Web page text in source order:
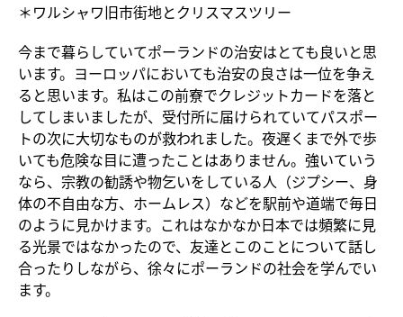
＊ワルシャワ旧市街地とクリスマスツリー
今まで暮らしていてポーランドの治安はとても良いと思
います。ヨーロッパにおいても治安の良さは一位を争え
ると思います。私はこの前寮でクレジットカードを落と
してしまいましたが、受付所に届けられていてパスポー
トの次に大切なものが救われました。夜遅くまで外で歩
いても危険な目に遭ったことはありません。強いていう
なら、宗教の勧誘や物乞いをしている人（ジプシー、身
体の不自由な方、ホームレス）などを駅前や道端で毎日
のように見かけます。これはなかなか日本では頻繁に見
る光景ではなかったので、友達とこのことについて話し
合ったりしながら、徐々にポーランドの社会を学んでい
ます。